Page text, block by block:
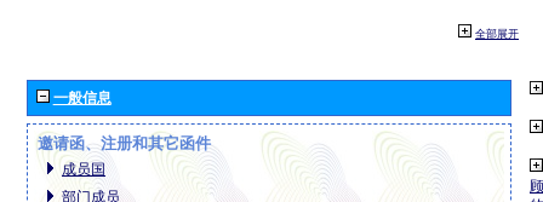
全部展开
一般信息
邀请函、注册和其它函件
成员国
部门成员